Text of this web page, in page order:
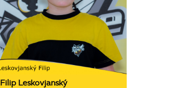
Filip Leskovjanský